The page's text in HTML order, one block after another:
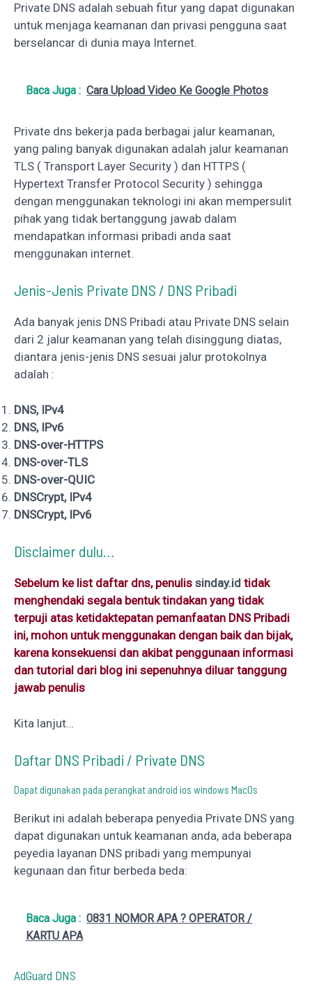
Private DNS adalah sebuah fitur yang dapat digunakan
untuk menjaga keamanan dan privasi pengguna saat
berselancar di dunia maya Internet.
Baca Juga : Cara Upload Video Ke Google Photos
Private dns bekerja pada berbagai jalur keamanan,
yang paling banyak digunakan adalah jalur keamanan
TLS ( Transport Layer Security ) dan HTTPS (
Hypertext Transfer Protocol Security ) sehingga
dengan menggunakan teknologi ini akan mempersulit
pihak yang tidak bertanggung jawab dalam
mendapatkan informasi pribadi anda saat
menggunakan internet.
Jenis-Jenis Private DNS / DNS Pribadi
Ada banyak jenis DNS Pribadi atau Private DNS selain
dari 2 jalur keamanan yang telah disinggung diatas,
diantara jenis-jenis DNS sesuai jalur protokolnya
adalah :
DNS, IPv4
DNS, IPv6
DNS-over-HTTPS
DNS-over-TLS
DNS-over-QUIC
DNSCrypt, IPv4
DNSCrypt, IPv6
Disclaimer dulu…
Sebelum ke list daftar dns, penulis sinday.id tidak
menghendaki segala bentuk tindakan yang tidak
terpuji atas ketidaktepatan pemanfaatan DNS Pribadi
ini, mohon untuk menggunakan dengan baik dan bijak,
karena konsekuensi dan akibat penggunaan informasi
dan tutorial dari blog ini sepenuhnya diluar tanggung
jawab penulis
Kita lanjut…
Daftar DNS Pribadi / Private DNS
Dapat digunakan pada perangkat android ios windows MacOs
Berikut ini adalah beberapa penyedia Private DNS yang
dapat digunakan untuk keamanan anda, ada beberapa
peyedia layanan DNS pribadi yang mempunyai
kegunaan dan fitur berbeda beda:
Baca Juga : 0831 NOMOR APA ? OPERATOR /
KARTU APA
AdGuard DNS